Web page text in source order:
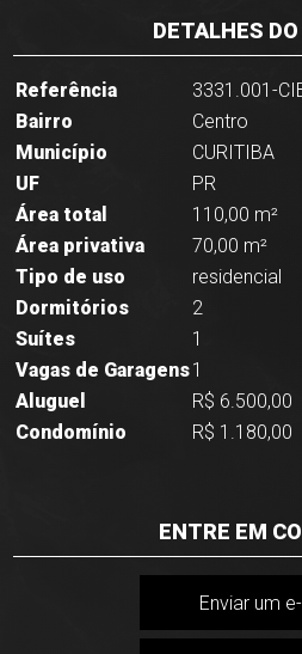
DETALHES
Referência
3331.001-
Bairro
Centro
Município
CURITIBA
UF
PR
Área total
110,00 m²
Área privativa
70,00 m²
Tipo de uso
residencial
Dormitórios
2
Suítes
1
Vagas de Garagens1
Aluguel
R$ 6.500,00
Condomínio
R$ 1.180,00
ENTRE EM
Enviar um